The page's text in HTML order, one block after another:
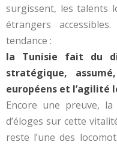
surgissent, les talents
étrangers
tendance :
la Tunisie fait du
stratégique,
européens et l’agilité
Encore une preuve,
d’éloges sur cette
reste l’une des